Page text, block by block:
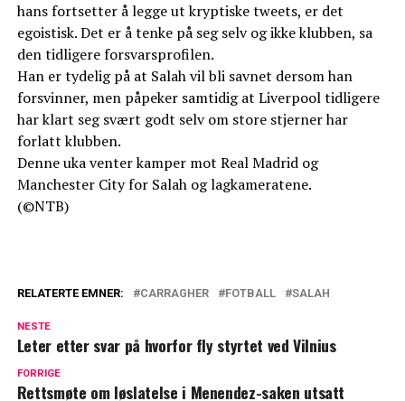
hans fortsetter å legge ut kryptiske tweets, er det
egoistisk. Det er å tenke på seg selv og ikke klubben, sa
den tidligere forsvarsprofilen.
Han er tydelig på at Salah vil bli savnet dersom han
forsvinner, men påpeker samtidig at Liverpool tidligere
har klart seg svært godt selv om store stjerner har
forlatt klubben.
Denne uka venter kamper mot Real Madrid og
Manchester City for Salah og lagkameratene.
(©NTB)
RELATERTE EMNER: CARRAGHER FOTBALL SALAH
NESTE
Leter etter svar på hvorfor fly styrtet ved Vilnius
FORRIGE
Rettsmøte om løslatelse i Menendez-saken utsatt